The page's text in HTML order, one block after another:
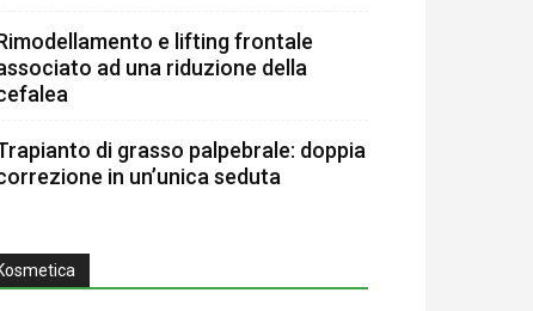
e lifting frontale
ad una riduzione della
di grasso palpebrale: doppia
in un’unica seduta